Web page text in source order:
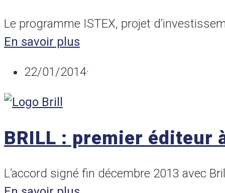
Le programme ISTEX, projet
En savoir plus
22/01/2014·
BRILL : premier éditeur
L’accord signé fin décembre 2013 avec